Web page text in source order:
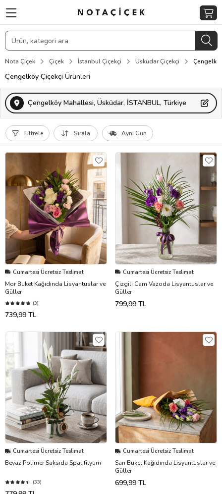
Nota Çiçek Çiçek İstanbul Çiçekçi Üsküdar Çiçekçi
Çengelköy Çiçekçi Ürünleri
Çengelköy Mahallesi, Üsküdar, İSTANBUL, Türkiye
Filtrele Sırala Aynı Gün
Cumartesi Ücretsiz Teslimat
Mor Buket Kağıdında Lisyantuslar ve
Güller
(3)
739,99 TL
Cumartesi Ücretsiz Teslimat
Çizgili Cam Vazoda Lisyantuslar ve
Güller
799,99 TL
Cumartesi Ücretsiz Teslimat
Beyaz Polimer Saksıda Spatifilyum
(33)
Cumartesi Ücretsiz Teslimat
Sarı Buket Kağıdında Lisyantuslar ve
Güller
699,99 TL